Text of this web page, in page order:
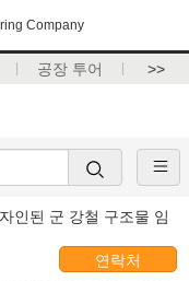
Company
공장 투어 >>
인된 군 강철 구조물 임
연락처